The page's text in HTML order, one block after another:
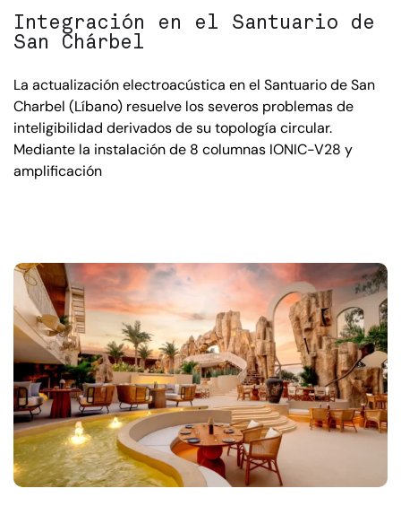
Integración en el Santuario de
San Chárbel
La actualización electroacústica en el Santuario de San
Charbel (Líbano) resuelve los severos problemas de
inteligibilidad derivados de su topología circular.
Mediante la instalación de 8 columnas IONIC-V28 y
amplificación